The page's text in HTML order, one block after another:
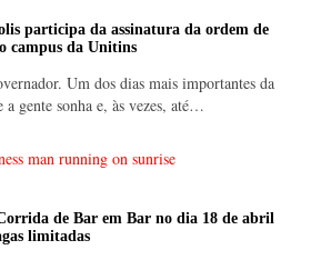
participa da assinatura da ordem de
campus da Unitins
Um dos dias mais importantes da
gente sonha e, às vezes, até…
de Bar em Bar no dia 18 de abril
limitadas